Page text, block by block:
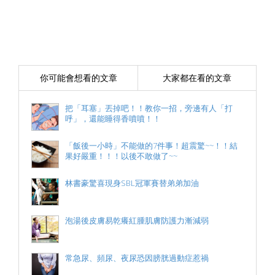
你可能會想看的文章 大家都在看的文章
把「耳塞」丟掉吧！！教你一招，旁邊有人「打
呼」，還能睡得香噴噴！！
「飯後一小時」不能做的7件事！超震驚~~！！結
果好嚴重！！！以後不敢做了~~
林書豪驚喜現身SBL冠軍賽替弟弟加油
泡湯後皮膚易乾癢紅腫肌膚防護力漸減弱
常急尿、頻尿、夜尿恐因膀胱過動症惹禍